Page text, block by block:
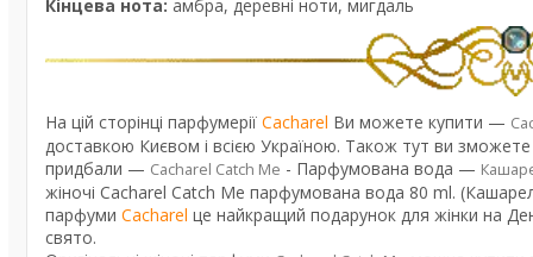
Кінцева нота: амбра, деревні ноти, мигдаль
На цій сторінці парфумерії Cacharel Ви можете купити —
доставкою Києвом і всією Україною. Також тут ви
придбали — Cacharel Catch Me - Парфумована вода —
жіночі Cacharel Catch Me парфумована вода 80 ml.
парфуми Cacharel це найкращий подарунок для жінки на
свято.